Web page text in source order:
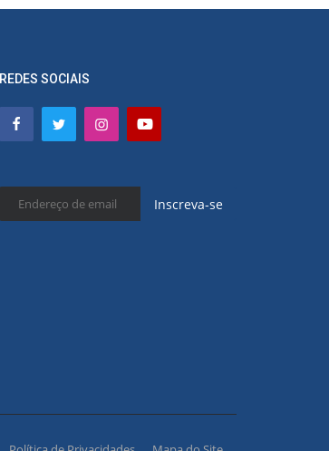
REDES SOCIAIS
Inscreva-se